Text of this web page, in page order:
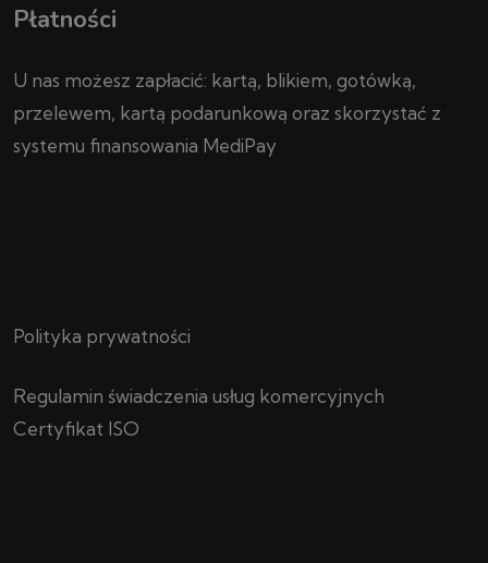
Płatności
U nas możesz zapłacić: kartą, blikiem, gotówką,
przelewem, kartą podarunkową oraz skorzystać z
systemu finansowania MediPay
Polityka prywatności
Regulamin świadczenia usług komercyjnych
Certyfikat ISO